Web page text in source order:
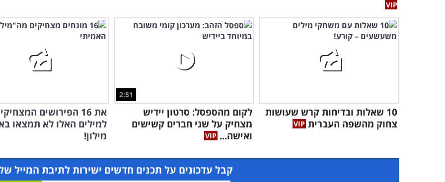
10 שאלות ובדיחות קרש שעושות
צחוק מהשפה העברית
2:51
לקום מהספסל: סרטון יידיש
מצחיק על שני חברים קשישים
ואישה...
את 16 הפירושים
למילים האלו לא תמצאו
מילון!
קבל עדכונים על תכנים חדשים ישירות לתיבת המייל